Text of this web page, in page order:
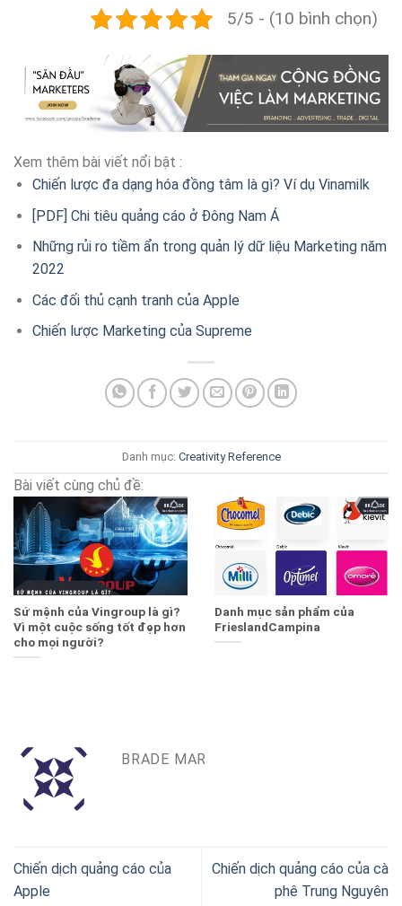
5/5 - (10 bình chọn)
Xem thêm bài viết nổi bật :
Chiến lược đa dạng hóa đồng tâm là gì? Ví dụ Vinamilk
[PDF] Chi tiêu quảng cáo ở Đông Nam Á
Những rủi ro tiềm ẩn trong quản lý dữ liệu Marketing năm
2022
Các đối thủ cạnh tranh của Apple
Chiến lược Marketing của Supreme
Danh mục: Creativity Reference
Bài viết cùng chủ đề:
Sứ mệnh của Vingroup là gì?
Vì một cuộc sống tốt đẹp hơn
cho mọi người?
Danh mục sản phẩm của
FrieslandCampina
BRADE MAR
Chiến dịch quảng cáo của
Apple
Chiến dịch quảng cáo của cà
phê Trung Nguyên